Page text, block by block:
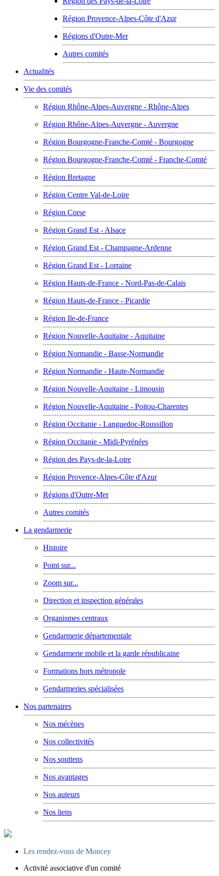
Région Provence-Alpes-Côte d'Azur
Régions d'Outre-Mer
Autres comités
Actualités
Vie des comités
Région Rhône-Alpes-Auvergne - Rhône-Alpes
Région Rhône-Alpes-Auvergne - Auvergne
Région Bourgogne-Franche-Comté - Bourgogne
Région Bourgogne-Franche-Comté - Franche-Comté
Région Bretagne
Région Centre Val-de-Loire
Région Corse
Région Grand Est - Alsace
Région Grand Est - Champagne-Ardenne
Région Grand Est - Lorraine
Région Hauts-de-France - Nord-Pas-de-Calais
Région Hauts-de-France - Picardie
Région Ile-de-France
Région Nouvelle-Aquitaine - Aquitaine
Région Normandie - Basse-Normandie
Région Normandie - Haute-Normandie
Région Nouvelle-Aquitaine - Limousin
Région Nouvelle-Aquitaine - Poitou-Charentes
Région Occitanie - Languedoc-Roussillon
Région Occitanie - Midi-Pyrénées
Région des Pays-de-la-Loire
Région Provence-Alpes-Côte d'Azur
Régions d'Outre-Mer
Autres comités
La gendarmerie
Histoire
Point sur...
Zoom sur...
Direction et inspection générales
Organismes centraux
Gendarmerie départementale
Gendarmerie mobile et la garde républicaine
Formations hors métropole
Gendarmeries spécialisées
Nos partenaires
Nos mécènes
Nos collectivités
Nos soutiens
Nos avantages
Nos auteurs
Nos liens
Les rendez-vous de Moncey
Activité associative d'un comité